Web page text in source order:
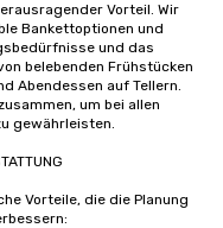
Vorteil. Wir
Bankettoptionen und
und das
belebenden Frühstücken
Abendessen auf Tellern.
um bei allen
gewährleisten.
Vorteile, die die Planung